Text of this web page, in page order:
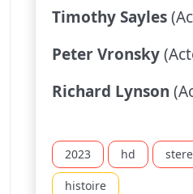
Timothy Sayles
Peter Vronsky
Richard Lynson
2023 hd
histoire